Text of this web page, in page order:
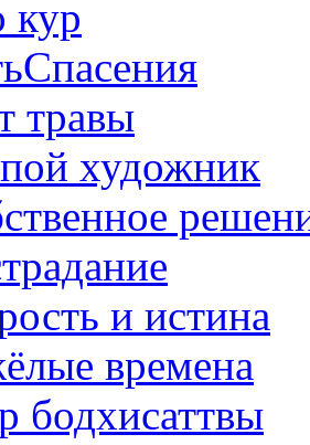
кур
травы
художник
и истина
времена
бодхисаттвы